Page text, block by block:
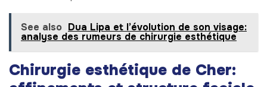
See also Dua Lipa et l’évolution de son visage:
analyse des rumeurs de chirurgie esthétique
Chirurgie esthétique de Cher: